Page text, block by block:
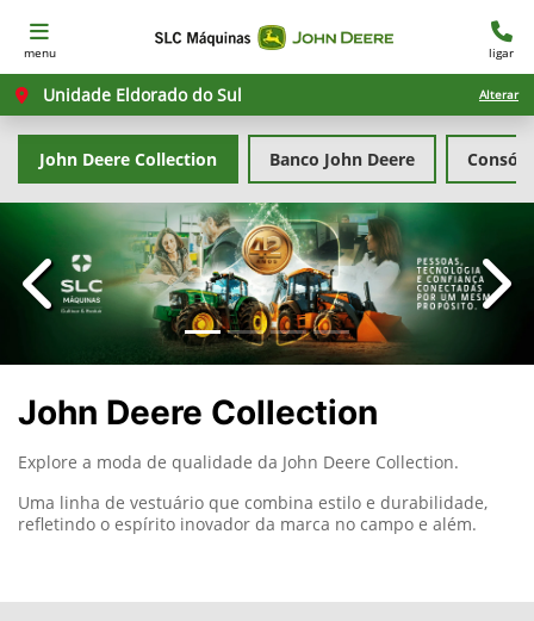
menu ligar
Unidade Eldorado do Sul Alterar
Banco John Deere
John Deere Collection
templates.template-
John Deere Collection
Explore a moda de qualidade da John Deere Collection.
Uma linha de vestuário que combina estilo e durabilidade,
refletindo o espírito inovador da marca no campo e além.